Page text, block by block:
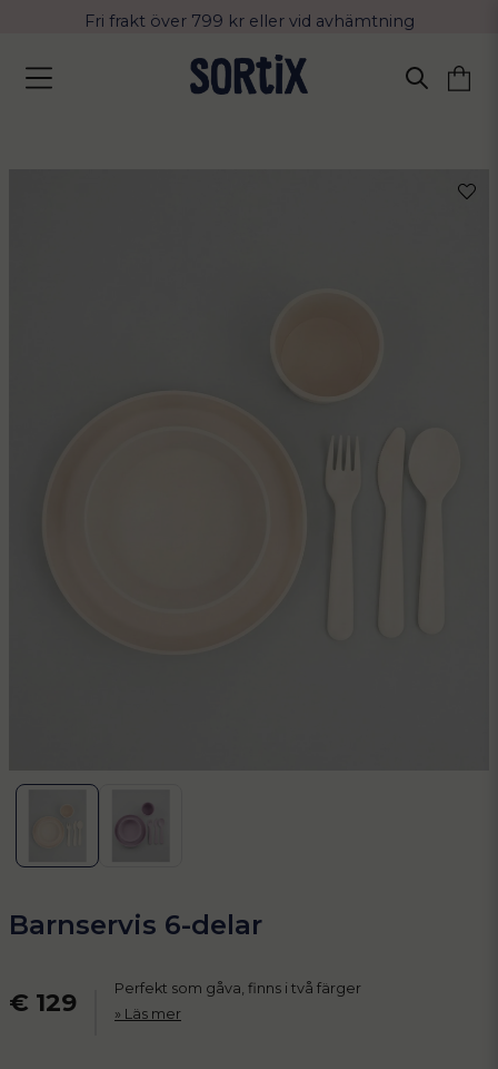
Fri frakt över 799 kr eller vid avhämtning
Leverans 2-4 arbetsdagar med Postnord
Barnservis 6-delar
€ 129
Perfekt som gåva, finns i två färger
Läs mer